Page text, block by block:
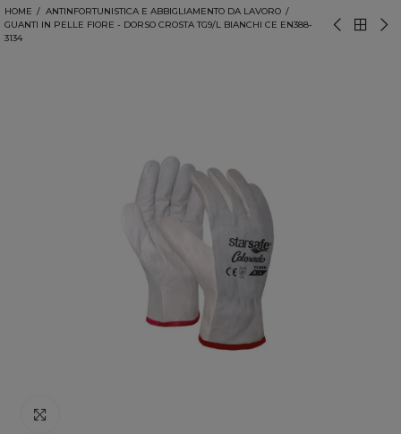
HOME
ANTINFORTUNISTICA E ABBIGLIAMENTO DA LAVORO
GUANTI IN PELLE FIORE - DORSO CROSTA TG9/L BIANCHI CE EN388-
3134